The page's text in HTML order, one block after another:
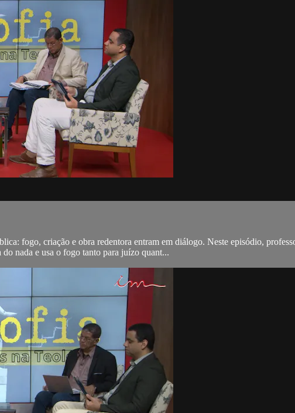
fogo, criação e obra redentora entram em diálogo. Neste episódio,
nada e usa o fogo tanto para juízo quant...